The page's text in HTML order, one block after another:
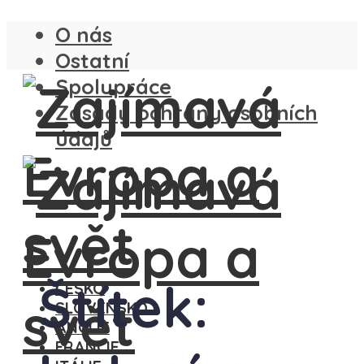
O nás
Ostatní
Spolupráce
Zásady ochrany osobních
údajů
ČESKO
SLOVENSKO
ANGLIE
FRANCIE
Štítek: